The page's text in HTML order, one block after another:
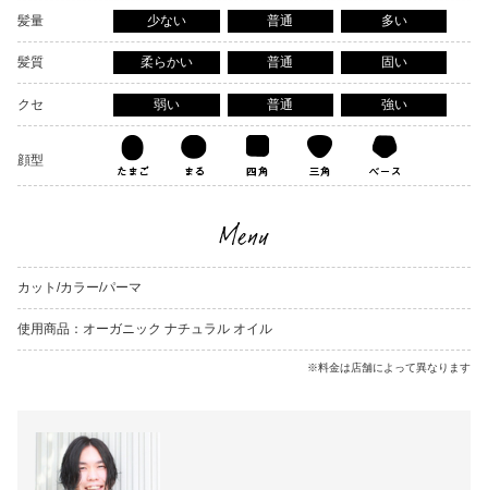
髪量 少ない 普通 多い
髪質 柔らかい 普通 固い
クセ 弱い 普通 強い
顔型
Menu
カット/カラー/パーマ
使用商品：オーガニック ナチュラル オイル
※料金は店舗によって異なります